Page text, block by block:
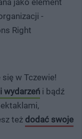
-
Right
w Tczewie!
wydarzeń i bądź
też dodać swoje